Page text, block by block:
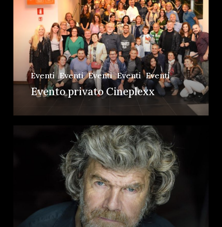
Eventi Eventi Eventi Eventi Eventi
Evento privato Cineplexx